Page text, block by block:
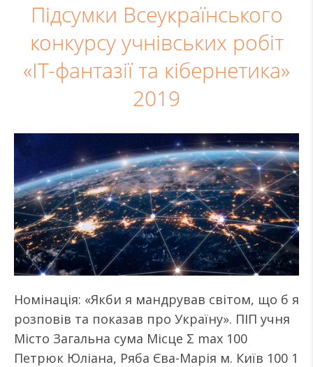
Підсумки Всеукраїнського
конкурсу учнівських робіт
«IT-фантазії та кібернетика»
2019
Номінація: «Якби я мандрував світом, що б я
розповів та показав про Україну». ПІП учня
Місто Загальна сума Місце Σ max 100
Петрюк Юліана, Ряба Єва-Марія м. Київ 100 1